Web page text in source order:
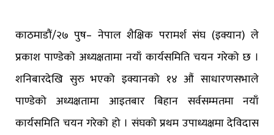
काठमाडौं/२७ पुष– नेपाल शैक्षिक परामर्श संघ (इक्यान) ले
प्रकाश पाण्डेको अध्यक्षतामा नयाँ कार्यसमिति चयन गरेको छ ।
शनिबारदेखि सुरु भएको इक्यानको १४ औं साधारणसभाले
पाण्डेको अध्यक्षतामा आइतबार बिहान सर्वसम्मतमा नयाँ
कार्यसमिति चयन गरेको हो । संघको प्रथम उपाध्यक्षमा देविदास